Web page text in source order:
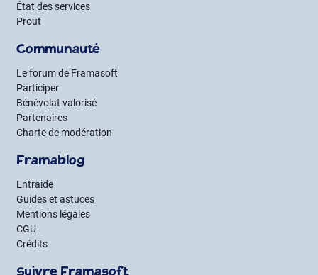
État des services
Prout
Communauté
Le forum de Framasoft
Participer
Bénévolat valorisé
Partenaires
Charte de modération
Framablog
Entraide
Guides et astuces
Mentions légales
CGU
Crédits